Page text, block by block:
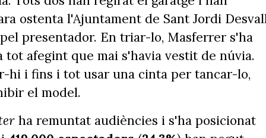
ostenta l'Ajuntament de Sant Jordi
presentador. En triar-lo, Masferrer s'ha
afegint que mai s'havia vestit de núvia.
hi i fins i tot usar una cinta per tancar-lo,
el model.
ha remuntat audiències i s'ha posicionat